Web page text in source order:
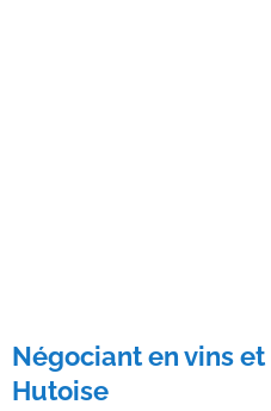
Négociant en vins
Hutoise